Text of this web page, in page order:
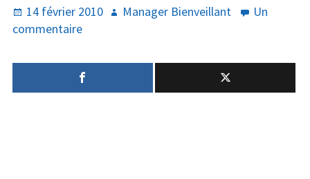
Productivité
Santé
Créativité
Publié
le
14 février 2010 Auteur
Manager Bienveillant
Un
commentairesur
cube:
le
cube